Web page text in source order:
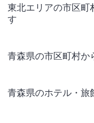
東北エリアの市区町
す
青森県の市区町村か
青森県のホテル・旅